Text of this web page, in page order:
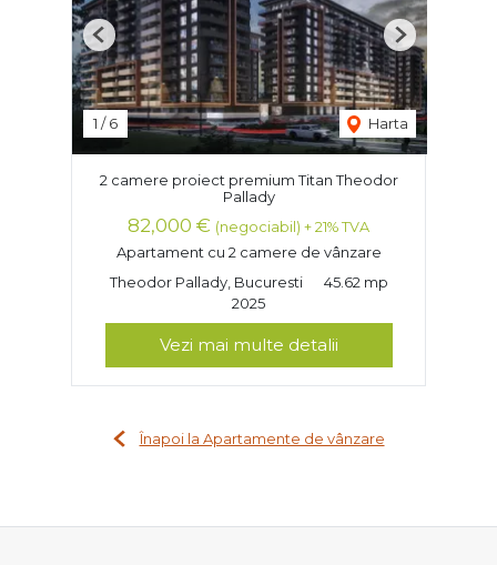
1 /6 Harta
Previous Next
2 camere proiect premium Titan Theodor
Pallady
82,000 € (negociabil) + 21% TVA
Apartament cu 2 camere de vânzare
Theodor Pallady, Bucuresti
45.62 mp
2025
Vezi mai multe detalii
Înapoi la Apartamente de vânzare